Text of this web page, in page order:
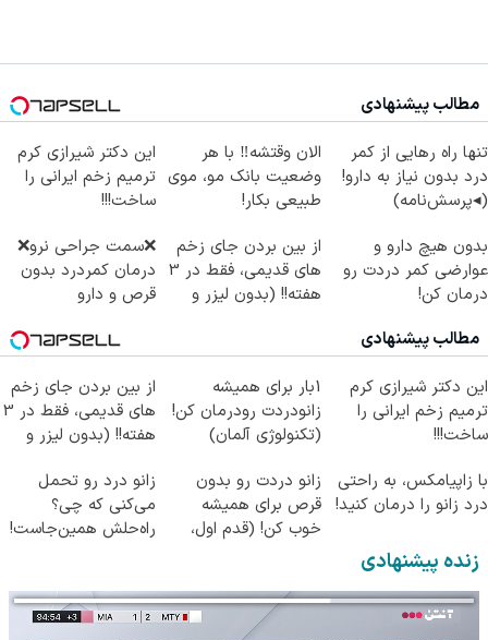
مطالب پیشنهادی
تنها راه رهایی از کمر
درد بدون نیاز به دارو!
(◂پرسش‌نامه)
الان وقتشه‼️ با هر
وضعیت بانک مو، موی
طبیعی بکار!
این دکتر شیرازی کرم
ترمیم زخم ایرانی را
ساخت!!!
بدون هیچ دارو و
عوارضی کمر دردت رو
درمان کن!
از بین بردن جای زخم
های قدیمی، فقط در 3
هفته!! (بدون لیزر و
❌سمت جراحی نرو❌
درمان کمردرد بدون
قرص و دارو
مطالب پیشنهادی
این دکتر شیرازی کرم
ترمیم زخم ایرانی را
ساخت!!!
1بار برای همیشه
زانودردت رودرمان کن!
(تکنولوژی آلمان)
از بین بردن جای زخم
های قدیمی، فقط در 3
هفته!! (بدون لیزر و
با زاپیامکس، به راحتی
درد زانو را درمان کنید!
زانو دردت رو بدون
قرص برای همیشه
خوب کن! (قدم اول،
زانو درد رو تحمل
می‌کنی که چی؟
راه‌حلش همین‌جاست!
زنده پیشنهادی